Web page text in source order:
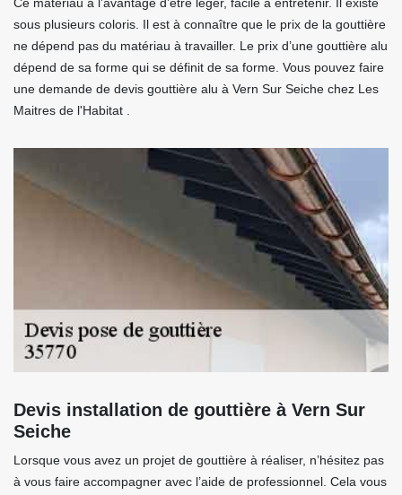
sous plusieurs coloris. Il est à connaître que le prix de la gouttière
ne dépend pas du matériau à travailler. Le prix d’une gouttière alu
dépend de sa forme qui se définit de sa forme. Vous pouvez faire
une demande de devis gouttière alu à Vern Sur Seiche chez Les
Maitres de l'Habitat .
Devis installation de gouttière à Vern Sur
Seiche
Lorsque vous avez un projet de gouttière à réaliser, n’hésitez pas
à vous faire accompagner avec l’aide de professionnel. Cela vous